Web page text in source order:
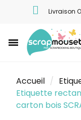
Livraison
Accueil
Etiquette
carton bois